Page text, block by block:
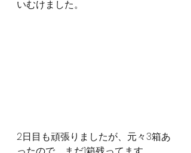
いむけました。
2日目も頑張りましたが、元々3箱あ